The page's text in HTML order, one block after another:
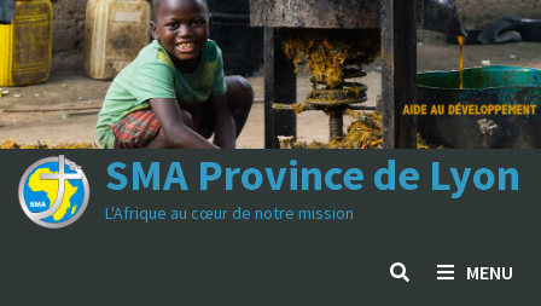
SMA Province de Lyon
L'Afrique au cœur de notre mission
MENU